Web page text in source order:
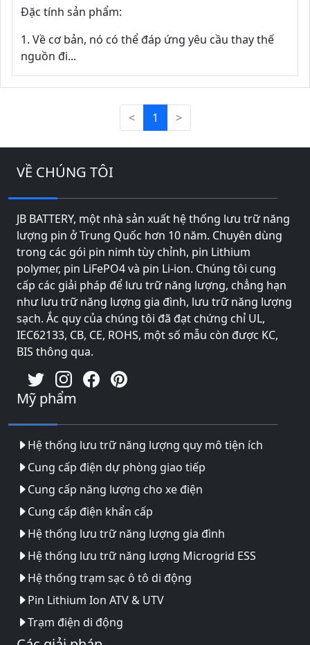
Đặc tính sản phẩm:
1. Về cơ bản, nó có thể đáp ứng yêu cầu thay thế
nguồn đi...
< 1 >
VỀ CHÚNG TÔI
JB BATTERY, một nhà sản xuất hệ thống lưu trữ năng
lượng pin ở Trung Quốc hơn 10 năm. Chuyên dùng
trong các gói pin nimh tùy chỉnh, pin Lithium
polymer, pin LiFePO4 và pin Li-ion. Chúng tôi cung
cấp các giải pháp để lưu trữ năng lượng, chẳng hạn
như lưu trữ năng lượng gia đình, lưu trữ năng lượng
sạch. Ắc quy của chúng tôi đã đạt chứng chỉ UL,
IEC62133, CB, CE, ROHS, một số mẫu còn được KC,
BIS thông qua.
Mỹ phẩm
Hệ thống lưu trữ năng lượng quy mô tiện ích
Cung cấp điện dự phòng giao tiếp
Cung cấp năng lượng cho xe điện
Cung cấp điện khẩn cấp
Hệ thống lưu trữ năng lượng gia đình
Hệ thống lưu trữ năng lượng Microgrid ESS
Hệ thống trạm sạc ô tô di động
Pin Lithium Ion ATV & UTV
Trạm điện di động